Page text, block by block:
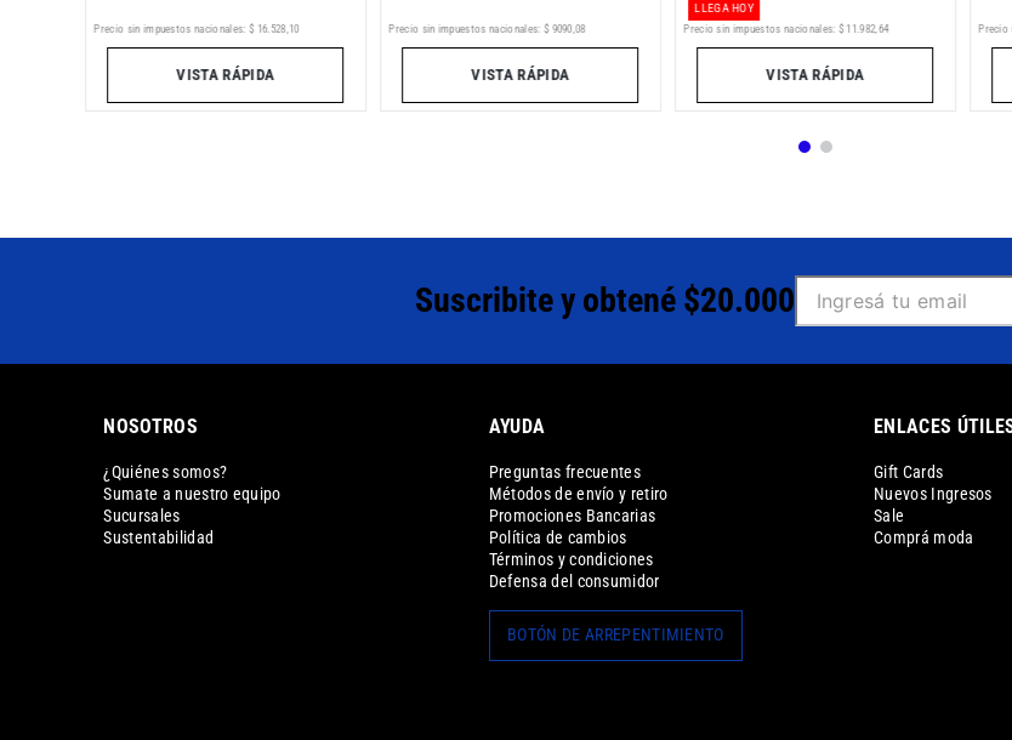
Precio sin impuestos nacionales: $ 16.528,10
VISTA RÁPIDA
Precio sin impuestos nacionales: $ 9090,08
VISTA RÁPIDA
LLEGA HOY
Precio sin impuestos nacionales: $ 11 .982,64
VISTA RÁPIDA
Precio
Suscribite y obtené $20.000
NOSOTROS
¿Quiénes somos?
Sumate a nuestro equipo
Sucursales
Sustentabilidad
AYUDA
Preguntas frecuentes
Métodos de envío y retiro
Promociones Bancarias
Política de cambios
Términos y condiciones
Defensa del consumidor
BOTÓN DE ARREPENTIMIENTO
ENLACES
Gift Cards
Nuevos Ingresos
Sale
Comprá moda